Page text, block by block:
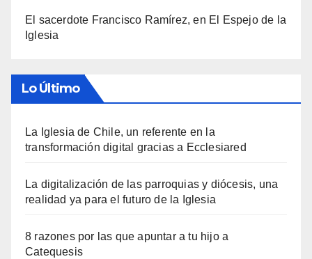
El sacerdote Francisco Ramírez, en El Espejo de la
Iglesia
Lo Último
La Iglesia de Chile, un referente en la
transformación digital gracias a Ecclesiared
La digitalización de las parroquias y diócesis, una
realidad ya para el futuro de la Iglesia
8 razones por las que apuntar a tu hijo a
Catequesis